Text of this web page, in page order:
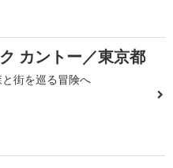
カントー／東京都
街を巡る冒険へ